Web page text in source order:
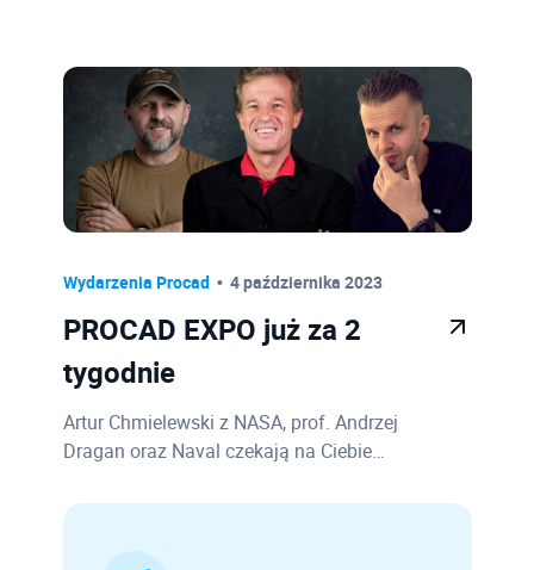
Wydarzenia Procad 4 października 2023
PROCAD EXPO już za 2
tygodnie
Artur Chmielewski z NASA, prof. Andrzej
Dragan oraz Naval czekają na Ciebie…
Szkolenia38
Sprzęt20
Mechanika
BIM14
Budownictwo1
Usługi1